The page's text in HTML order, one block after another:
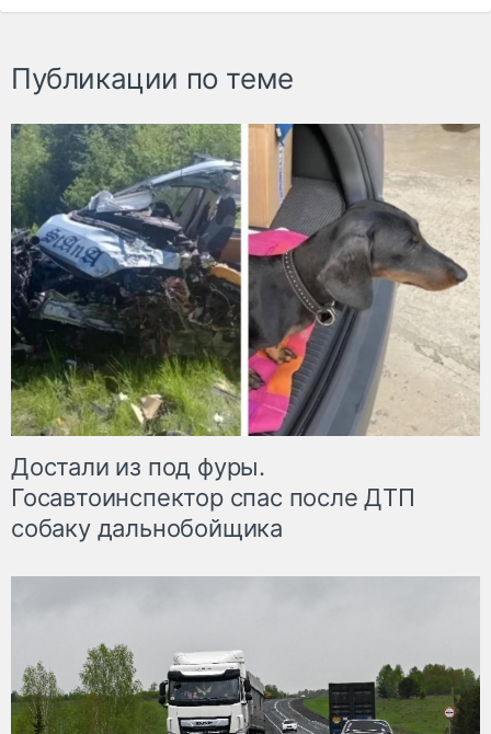
Публикации по теме
Достали из под фуры.
Госавтоинспектор спас после ДТП
собаку дальнобойщика